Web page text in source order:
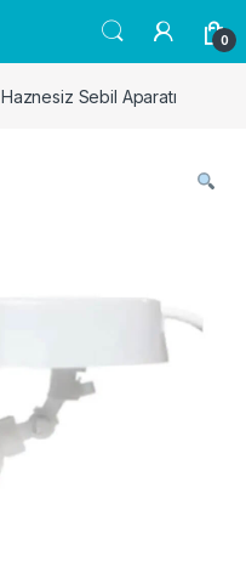
0
Haznesiz Sebil Aparatı